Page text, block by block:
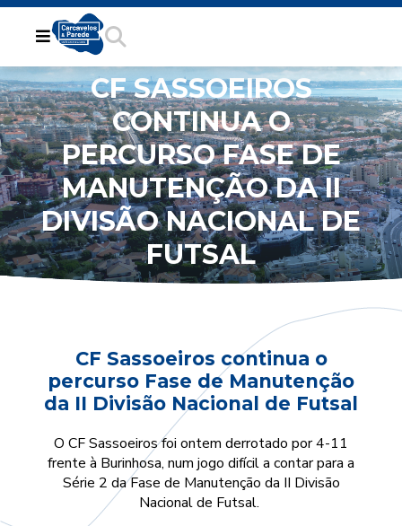
CF SASSOEIROS
CONTINUA O
PERCURSO FASE DE
MANUTENÇÃO DA II
DIVISÃO NACIONAL DE
FUTSAL
CF Sassoeiros continua o
percurso Fase de Manutenção
da II Divisão Nacional de Futsal
O CF Sassoeiros foi ontem derrotado por 4-11
frente à Burinhosa, num jogo difícil a contar para a
Série 2 da Fase de Manutenção da II Divisão
Nacional de Futsal.